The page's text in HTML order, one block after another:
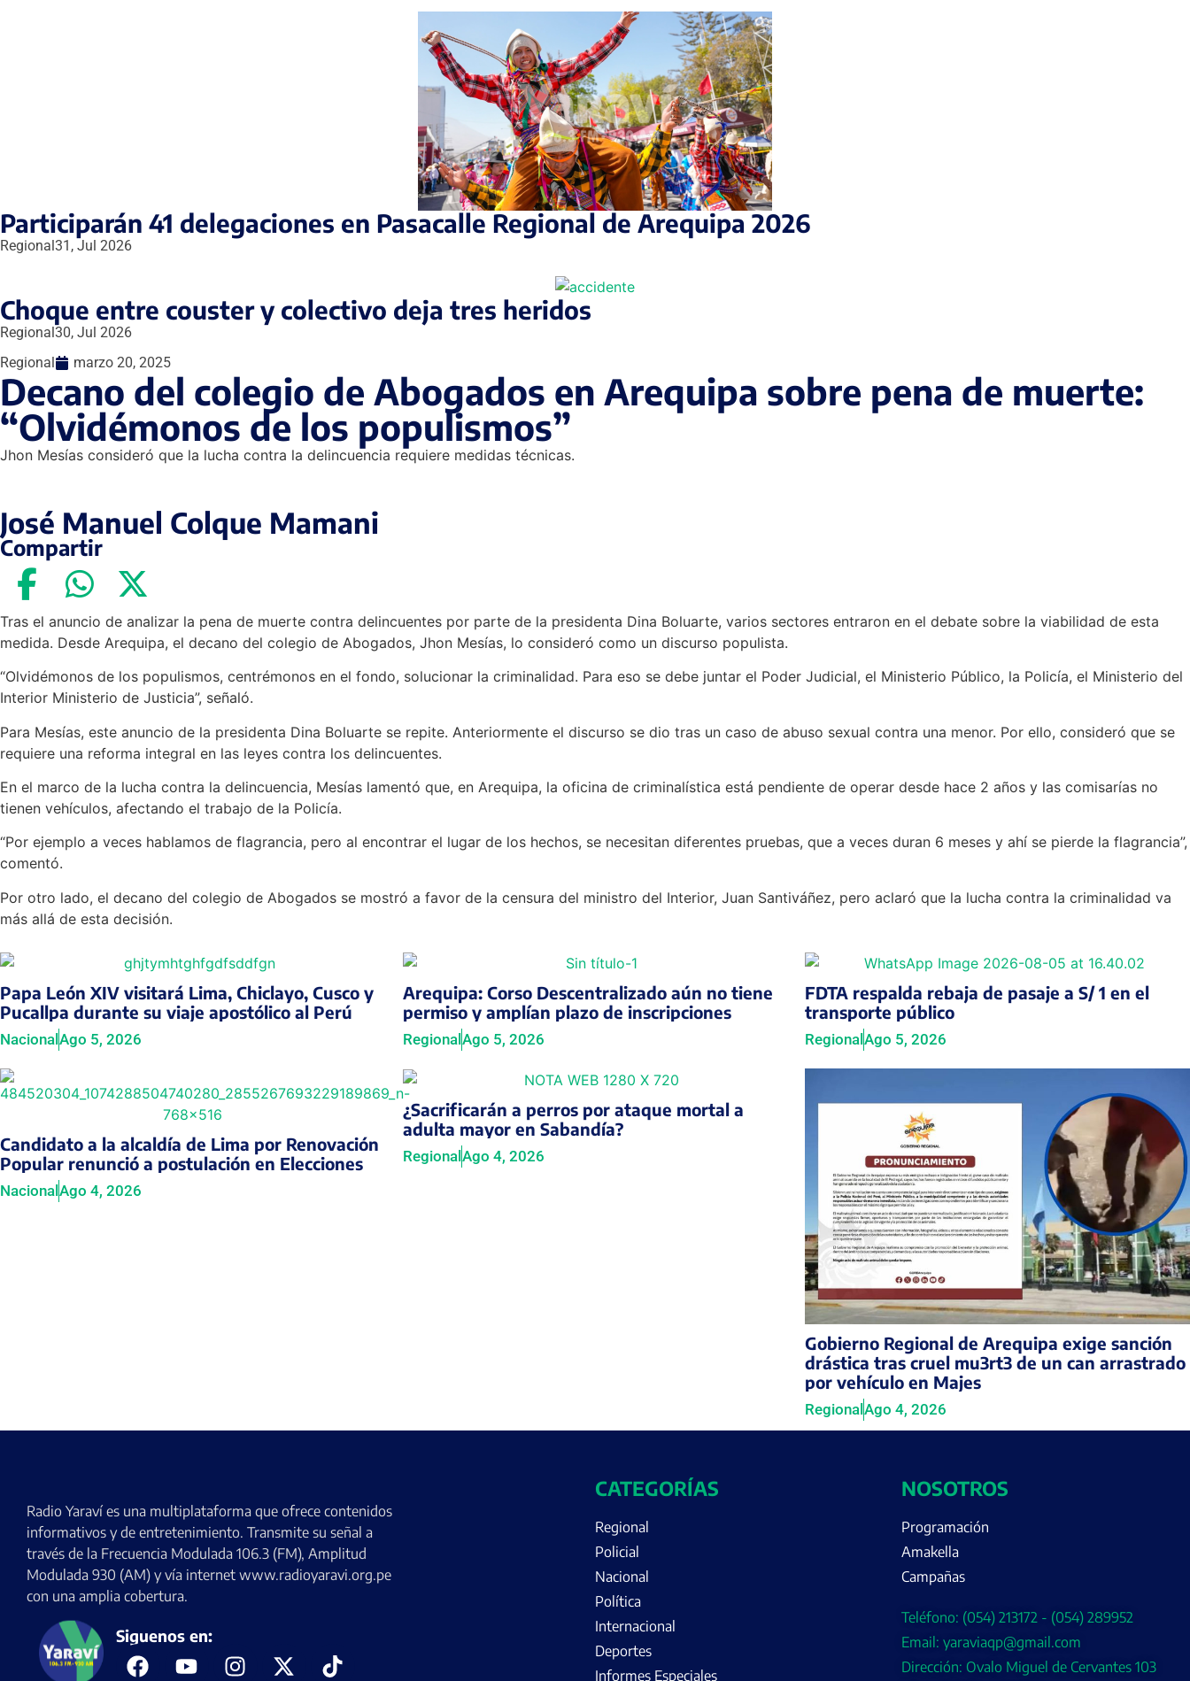
Participarán 41 delegaciones en Pasacalle Regional de Arequipa 2026
Regional31, Jul 2026
Choque entre couster y colectivo deja tres heridos
Regional30, Jul 2026
Regional
marzo 20, 2025
Decano del colegio de Abogados en Arequipa sobre pena de muerte:
“Olvidémonos de los populismos”
Jhon Mesías consideró que la lucha contra la delincuencia requiere medidas técnicas.
José Manuel Colque Mamani
Compartir
Tras el anuncio de analizar la pena de muerte contra delincuentes por parte de la presidenta Dina Boluarte, varios sectores entraron en el debate sobre la viabilidad de esta
medida. Desde Arequipa, el decano del colegio de Abogados, Jhon Mesías, lo consideró como un discurso populista.
“Olvidémonos de los populismos, centrémonos en el fondo, solucionar la criminalidad. Para eso se debe juntar el Poder Judicial, el Ministerio Público, la Policía, el Ministerio del
Interior Ministerio de Justicia”, señaló.
Para Mesías, este anuncio de la presidenta Dina Boluarte se repite. Anteriormente el discurso se dio tras un caso de abuso sexual contra una menor. Por ello, consideró que se
requiere una reforma integral en las leyes contra los delincuentes.
En el marco de la lucha contra la delincuencia, Mesías lamentó que, en Arequipa, la oficina de criminalística está pendiente de operar desde hace 2 años y las comisarías no
tienen vehículos, afectando el trabajo de la Policía.
“Por ejemplo a veces hablamos de flagrancia, pero al encontrar el lugar de los hechos, se necesitan diferentes pruebas, que a veces duran 6 meses y ahí se pierde la flagrancia”,
comentó.
Por otro lado, el decano del colegio de Abogados se mostró a favor de la censura del ministro del Interior, Juan Santiváñez, pero aclaró que la lucha contra la criminalidad va
más allá de esta decisión.
Papa León XIV visitará Lima, Chiclayo, Cusco y
Pucallpa durante su viaje apostólico al Perú
NacionalAgo 5, 2026
Arequipa: Corso Descentralizado aún no tiene
permiso y amplían plazo de inscripciones
RegionalAgo 5, 2026
FDTA respalda rebaja de pasaje a S/ 1 en el
transporte público
RegionalAgo 5, 2026
Candidato a la alcaldía de Lima por Renovación
Popular renunció a postulación en Elecciones
NacionalAgo 4, 2026
¿Sacrificarán a perros por ataque mortal a
adulta mayor en Sabandía?
Regional Ago 4, 2026
Gobierno Regional de Arequipa exige sanción
drástica tras cruel mu3rt3 de un can arrastrado
por vehículo en Majes
Regional Ago 4, 2026
Radio Yaraví es una multiplataforma que ofrece contenidos
informativos y de entretenimiento. Transmite su señal a
través de la Frecuencia Modulada 106.3 (FM), Amplitud
Modulada 930 (AM) y vía internet www.radioyaravi.org.pe
con una amplia cobertura.
Siguenos en:
CATEGORÍAS
Regional
Policial
Nacional
Política
Internacional
Deportes
Informes Especiales
NOSOTROS
Programación
Amakella
Campañas
Teléfono: (054) 213172 - (054) 289952
Email: yaraviaqp@gmail.com
Dirección: Ovalo Miguel de Cervantes 103